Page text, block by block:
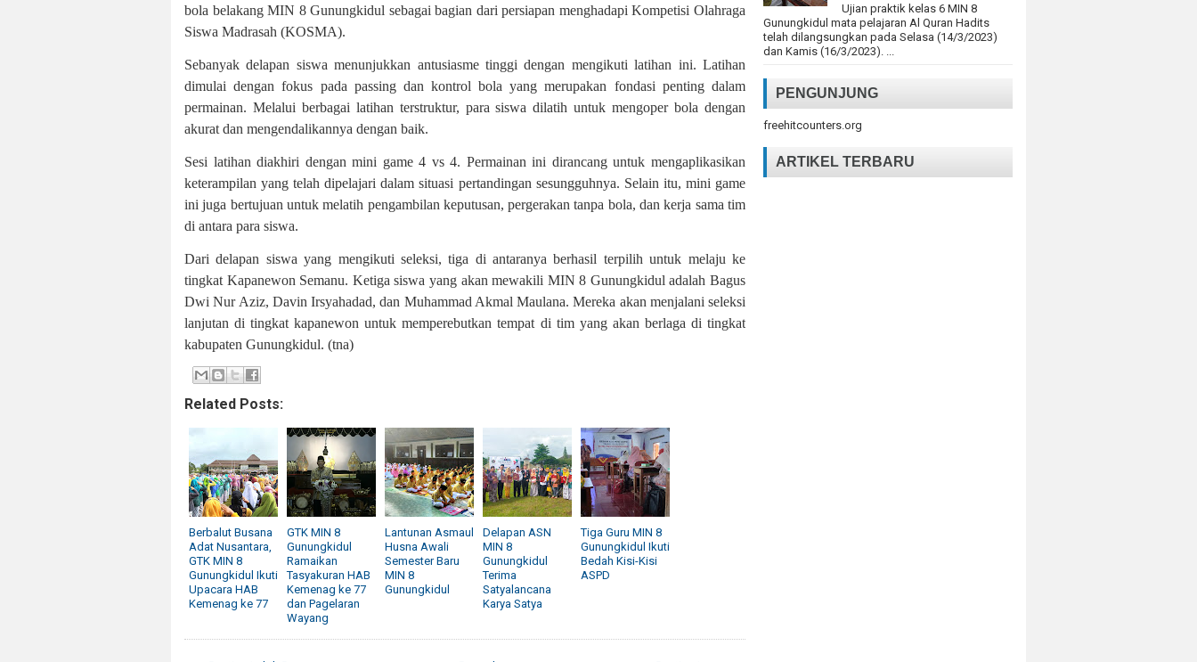
bola belakang MIN 8 Gunungkidul sebagai bagian dari persiapan menghadapi Kompetisi Olahraga
Siswa Madrasah (KOSMA).
Sebanyak delapan siswa menunjukkan antusiasme tinggi dengan mengikuti latihan ini. Latihan
dimulai dengan fokus pada passing dan kontrol bola yang merupakan fondasi penting dalam
permainan. Melalui berbagai latihan terstruktur, para siswa dilatih untuk mengoper bola dengan
akurat dan mengendalikannya dengan baik.
Sesi latihan diakhiri dengan mini game 4 vs 4. Permainan ini dirancang untuk mengaplikasikan
keterampilan yang telah dipelajari dalam situasi pertandingan sesungguhnya. Selain itu, mini game
ini juga bertujuan untuk melatih pengambilan keputusan, pergerakan tanpa bola, dan kerja sama tim
di antara para siswa.
Dari delapan siswa yang mengikuti seleksi, tiga di antaranya berhasil terpilih untuk melaju ke
tingkat Kapanewon Semanu. Ketiga siswa yang akan mewakili MIN 8 Gunungkidul adalah Bagus
Dwi Nur Aziz, Davin Irsyahadad, dan Muhammad Akmal Maulana. Mereka akan menjalani seleksi
lanjutan di tingkat kapanewon untuk memperebutkan tempat di tim yang akan berlaga di tingkat
kabupaten Gunungkidul. (tna)
Related Posts:
Berbalut Busana
Adat Nusantara,
GTK MIN 8
Gunungkidul Ikuti
Upacara HAB
Kemenag ke 77
GTK MIN 8
Gunungkidul
Ramaikan
Tasyakuran HAB
Kemenag ke 77
dan Pagelaran
Wayang
Lantunan Asmaul
Husna Awali
Semester Baru
MIN 8
Gunungkidul
Delapan ASN
MIN 8
Gunungkidul
Terima
Satyalancana
Karya Satya
Tiga Guru MIN 8
Gunungkidul Ikuti
Bedah Kisi-Kisi
ASPD
Ujian praktik kelas 6 MIN 8
Gunungkidul mata pelajaran Al Quran Hadits
telah dilangsungkan pada Selasa (14/3/2023)
dan Kamis (16/3/2023). ...
PENGUNJUNG
freehitcounters.org
ARTIKEL TERBARU